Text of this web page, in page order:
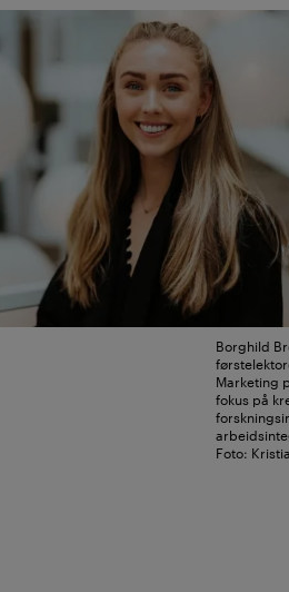
Borghild
Marketing
fokus på
Foto: